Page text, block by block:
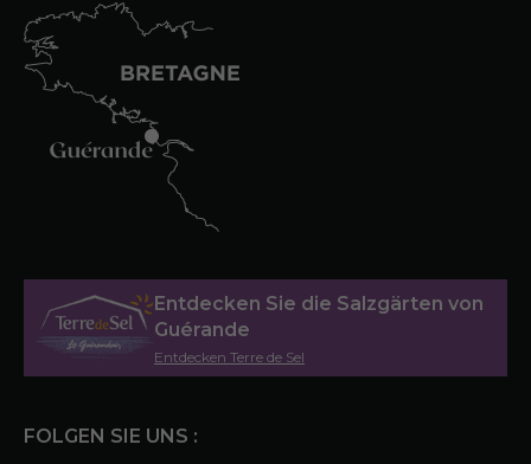
Entdecken Sie die Salzgärten von
Guérande
Entdecken Terre de Sel
FOLGEN SIE UNS :